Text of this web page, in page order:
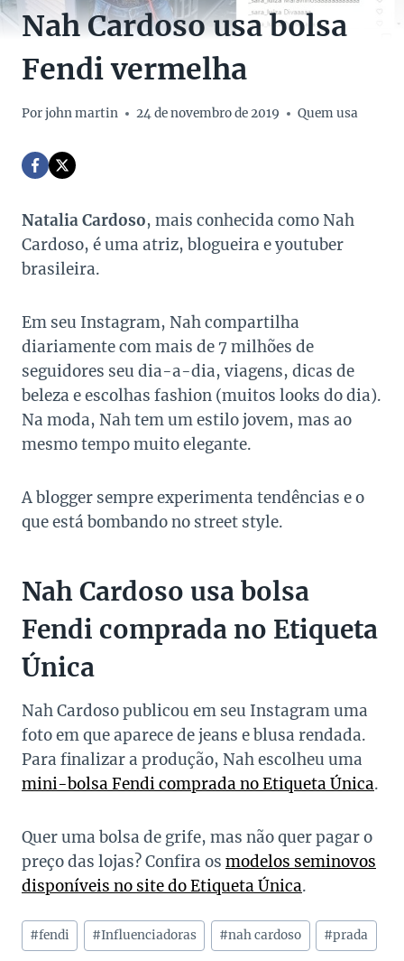
Nah Cardoso usa bolsa
Fendi vermelha
Porjohn martin 24 de novembro de 2019 Quem usa
Natalia Cardoso, mais conhecida como Nah
Cardoso, é uma atriz, blogueira e youtuber
brasileira.
Em seu Instagram, Nah compartilha
diariamente com mais de 7 milhões de
seguidores seu dia-a-dia, viagens, dicas de
beleza e escolhas fashion (muitos looks do dia).
Na moda, Nah tem um estilo jovem, mas ao
mesmo tempo muito elegante.
A blogger sempre experimenta tendências e o
que está bombando no street style.
Nah Cardoso usa bolsa
Fendi comprada no Etiqueta
Única
Nah Cardoso publicou em seu Instagram uma
foto em que aparece de jeans e blusa rendada.
Para finalizar a produção, Nah escolheu uma
mini-bolsa Fendi comprada no Etiqueta Única.
Quer uma bolsa de grife, mas não quer pagar o
preço das lojas? Confira os modelos seminovos
disponíveis no site do Etiqueta Única.
Tags
do
#fendi #Influenciadoras #nah cardoso #prada